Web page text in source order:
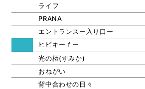
ライフ
PRANA
エントランスー入り口ー
ヒビキーｆー
光の栖(すみか)
おねがい
背中合わせの日々